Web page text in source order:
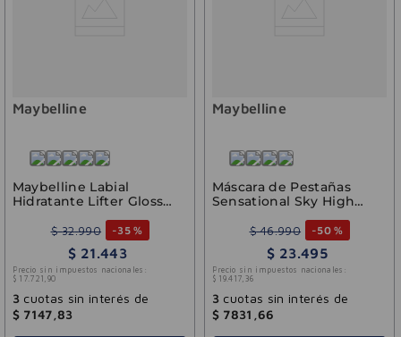
Maybelline
Maybelline Labial
Hidratante Lifter Gloss
$ 32.990 -35 %
$ 21.443
Precio sin impuestos nacionales:
$ 17.721 , 90
3 cuotas sin interés de
$ 7147 ,83
Maybelline
Máscara de Pestañas
Sensational Sky High
Maybelline 7.2ml
$ 46.990 -50 %
$ 23.495
Precio sin impuestos nacionales:
$ 19.417, 36
3 cuotas sin interés de
$ 7831 ,66